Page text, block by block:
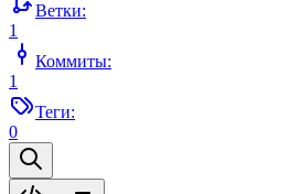
Ветки:
1
Коммиты:
1
Теги:
0